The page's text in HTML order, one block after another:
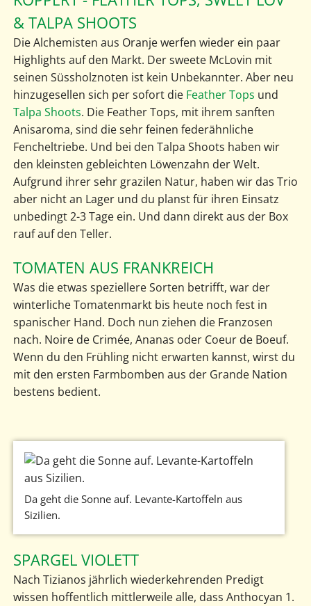
& TALPA SHOOTS
Die Alchemisten aus Oranje werfen wieder ein paar
Highlights auf den Markt. Der sweete McLovin mit
seinen Süssholznoten ist kein Unbekannter. Aber neu
hinzugesellen sich per sofort die Feather Tops und
Talpa Shoots. Die Feather Tops, mit ihrem sanften
Anisaroma, sind die sehr feinen federähnliche
Fencheltriebe. Und bei den Talpa Shoots haben wir
den kleinsten gebleichten Löwenzahn der Welt.
Aufgrund ihrer sehr grazilen Natur, haben wir das Trio
aber nicht an Lager und du planst für ihren Einsatz
unbedingt 2-3 Tage ein. Und dann direkt aus der Box
rauf auf den Teller.
TOMATEN AUS FRANKREICH
Was die etwas speziellere Sorten betrifft, war der
winterliche Tomatenmarkt bis heute noch fest in
spanischer Hand. Doch nun ziehen die Franzosen
nach. Noire de Crimée, Ananas oder Coeur de Boeuf.
Wenn du den Frühling nicht erwarten kannst, wirst du
mit den ersten Farmbomben aus der Grande Nation
bestens bedient.
Da geht die Sonne auf. Levante-Kartoffeln aus
Sizilien.
SPARGEL VIOLETT
Nach Tizianos jährlich wiederkehrenden Predigt
wissen hoffentlich mittlerweile alle, dass Anthocyan 1.